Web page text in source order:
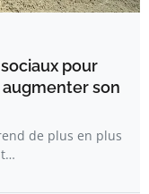
pour
son
de plus en plus